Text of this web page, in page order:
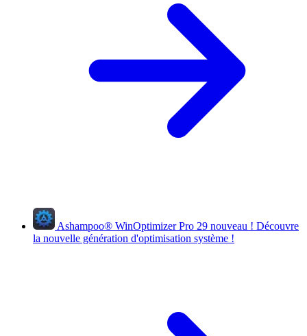
Ashampoo® WinOptimizer Pro 29 nouveau ! Découvre
la nouvelle génération d'optimisation système !